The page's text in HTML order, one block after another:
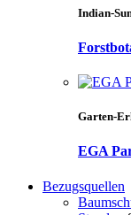
Indian-
Garten-
EGA
Bezugsquellen